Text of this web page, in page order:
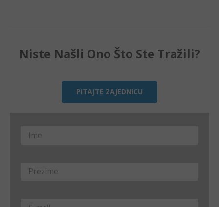
Niste Našli Ono Što Ste Tražili?
PITAJTE ZAJEDNICU